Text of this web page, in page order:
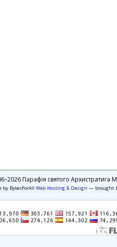
Парафія святого Архистратига
BytesForAll Web Hosting & Design — brought